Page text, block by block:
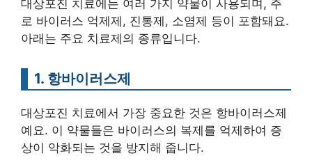
대상포진 치료에는 여러 가지 약물이 사용되며, 주
로 바이러스 억제제, 진통제, 소염제 등이 포함돼요.
아래는 주요 치료제의 종류입니다.
1. 항바이러스제
대상포진 치료에서 가장 중요한 것은 항바이러스제
예요. 이 약물들은 바이러스의 복제를 억제하여 증
상이 악화되는 것을 방지해 줍니다.